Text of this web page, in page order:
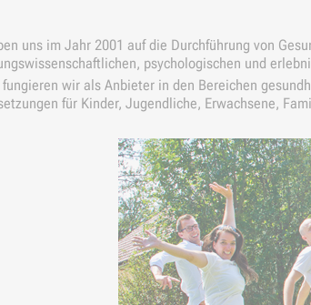
uns im Jahr 2001 auf die Durchführung von
psychologischen und
wir als Anbieter in den Bereichen
für Kinder, Jugendliche, Erwachsene,